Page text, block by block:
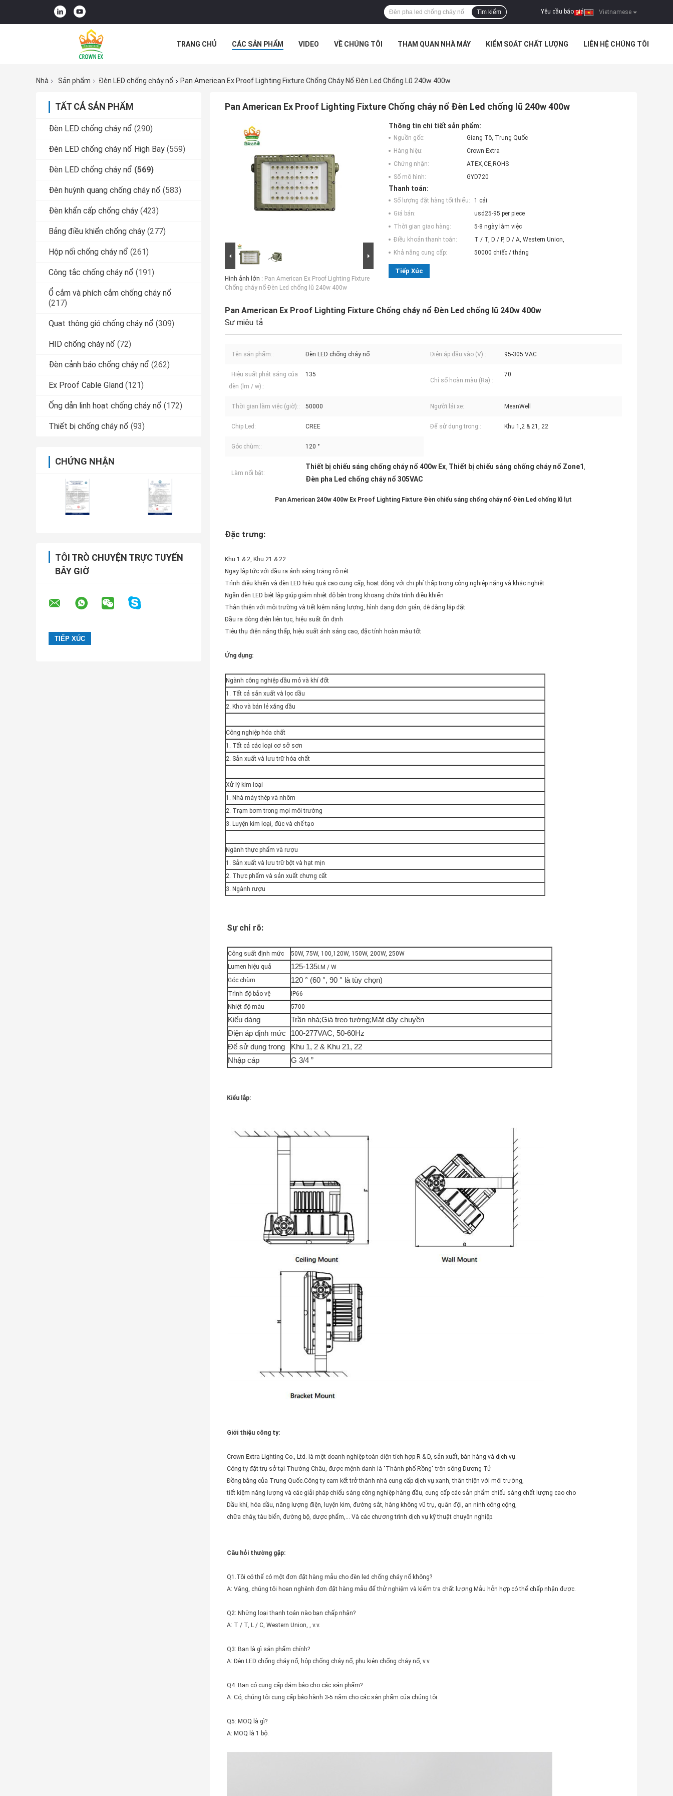
Vietnamese
Yêu cầu báo giá |
Tìm kiếm
TRANG CHỦ CÁC SẢN PHẨM VIDEO VỀ CHÚNG TÔI THAM QUAN NHÀ MÁY KIỂM SOÁT CHẤT LƯỢNG LIÊN HỆ CHÚNG TÔI
Nhà
Sản phẩm Đèn LED chống cháy nổ Pan American Ex Proof Lighting Fixture Chống Cháy Nổ Đèn Led Chống Lũ 240w 400w
TẤT CẢ SẢN PHẨM
Đèn LED chống cháy nổ (290)
Đèn LED chống cháy nổ High Bay (559)
Đèn LED chống cháy nổ (569)
Đèn huỳnh quang chống cháy nổ (583)
Đèn khẩn cấp chống cháy (423)
Bảng điều khiển chống cháy (277)
Hộp nối chống cháy nổ (261)
Công tắc chống cháy nổ (191)
Ổ cắm và phích cắm chống cháy nổ
(217)
Quạt thông gió chống cháy nổ (309)
HID chống cháy nổ (72)
Đèn cảnh báo chống cháy nổ (262)
Ex Proof Cable Gland (121)
Ống dẫn linh hoạt chống cháy nổ (172)
Thiết bị chống cháy nổ (93)
CHỨNG NHẬN
TÔI TRÒ CHUYỆN TRỰC TUYẾN
BÂY GIỜ
Pan American Ex Proof Lighting Fixture Chống cháy nổ Đèn Led chống lũ 240w 400w
Hình ảnh lớn : Pan American Ex Proof Lighting Fixture
Chống cháy nổ Đèn Led chống lũ 240w 400w
Thông tin chi tiết sản phẩm:
Nguồn gốc:
Giang Tô, Trung Quốc
Hàng hiệu:
Crown Extra
Chứng nhận:
ATEX,CE,ROHS
Số mô hình:
GYD720
Thanh toán:
Số lượng đặt hàng tối thiểu:
1 cái
Giá bán:
usd25-95 per piece
Thời gian giao hàng:
5-8 ngày làm việc
Điều khoản thanh toán:
T / T, D / P, D / A, Western Union,
Khả năng cung cấp:
50000 chiếc / tháng
Tiếp Xúc
Pan American Ex Proof Lighting Fixture Chống cháy nổ Đèn Led chống lũ 240w 400w
Sự miêu tả
Tên sản phẩm:: Đèn LED chống cháy nổ Điện áp đầu vào (V):: 95-305 VAC
Hiệu suất phát sáng của
đèn (lm / w)::
135
Chỉ số hoàn màu (Ra)::
70
Thời gian làm việc (giờ):: 50000 Người lái xe: MeanWell
Chip Led: CREE Để sử dụng trong:: Khu 1,2 & 21, 22
Góc chùm:: 120 °
Làm nổi bật:
Thiết bị chiếu sáng chống cháy nổ 400w Ex, Thiết bị chiếu sáng chống cháy nổ Zone1 ,
Đèn pha Led chống cháy nổ 305VAC
Pan American 240w 400w Ex Proof Lighting Fixture Đèn chiếu sáng chống cháy nổ Đèn Led chống lũ lụt
Đặc trưng:
Khu 1 & 2, Khu 21 & 22
Ngay lập tức với đầu ra ánh sáng trắng rõ nét
Trình điều khiển và đèn LED hiệu quả cao cung cấp, hoạt động với chi phí thấp trong công nghiệp nặng và khắc nghiệt
Ngăn đèn LED biệt lập giúp giảm nhiệt độ bên trong khoang chứa trình điều khiển
Thân thiện với môi trường và tiết kiệm năng lượng, hình dạng đơn giản, dễ dàng lắp đặt
Đầu ra dòng điện liên tục, hiệu suất ổn định
Tiêu thụ điện năng thấp, hiệu suất ánh sáng cao, đặc tính hoàn màu tốt
Ứng dụng:
Ngành công nghiệp dầu mỏ và khí đốt
1. Tất cả sản xuất và lọc dầu
2. Kho và bán lẻ xăng dầu
Công nghiệp hóa chất
1. Tất cả các loại cơ sở sơn
2. Sản xuất và lưu trữ hóa chất
Xử lý kim loại
1. Nhà máy thép và nhôm
2. Trạm bơm trong mọi môi trường
3. Luyện kim loại, đúc và chế tạo
Ngành thực phẩm và rượu
1. Sản xuất và lưu trữ bột và hạt mịn
2. Thực phẩm và sản xuất chưng cất
3. Ngành rượu
Sự chỉ rõ:
Công suất định mức
50W, 75W, 100,120W, 150W, 200W, 250W
Lumen hiệu quả
125-135LM / W
Góc chùm
120 ° (60 °, 90 ° là tùy chọn)
Trình độ bảo vệ
IP66
Nhiệt độ màu
5700
Kiểu dáng
Trần nhà;Giá treo tường;Mặt dây chuyền
Điện áp định mức
100-277VAC, 50-60Hz
Để sử dụng trong
Khu 1, 2 & Khu 21, 22
Nhập cáp
G 3/4 ”
Kiểu lắp:
Giới thiệu công ty:
Crown Extra Lighting Co., Ltd. là một doanh nghiệp toàn diện tích hợp R & D, sản xuất, bán hàng và dịch vụ.
Công ty đặt trụ sở tại Thường Châu, được mệnh danh là "Thành phố Rồng" trên sông Dương Tử
Đồng bằng của Trung Quốc.Công ty cam kết trở thành nhà cung cấp dịch vụ xanh, thân thiện với môi trường,
tiết kiệm năng lượng và các giải pháp chiếu sáng công nghiệp hàng đầu, cung cấp các sản phẩm chiếu sáng chất lượng cao cho
Dầu khí, hóa dầu, năng lượng điện, luyện kim, đường sắt, hàng không vũ trụ, quân đội, an ninh công cộng,
chữa cháy, tàu biển, đường bộ, dược phẩm,… Và các chương trình dịch vụ kỹ thuật chuyên nghiệp.
Câu hỏi thường gặp:
Q1.Tôi có thể có một đơn đặt hàng mẫu cho đèn led chống cháy nổ không?
A: Vâng, chúng tôi hoan nghênh đơn đặt hàng mẫu để thử nghiệm và kiểm tra chất lượng.Mẫu hỗn hợp có thể chấp nhận được.
Q2: Những loại thanh toán nào bạn chấp nhận?
A: T / T, L / C, Western Union, , v.v.
Q3: Bạn là gì sản phẩm chính?
A: Đèn LED chống cháy nổ, hộp chống cháy nổ, phụ kiện chống cháy nổ, v.v.
Q4: Bạn có cung cấp đảm bảo cho các sản phẩm?
A: Có, chúng tôi cung cấp bảo hành 3-5 năm cho các sản phẩm của chúng tôi.
Q5: MOQ là gì?
A: MOQ là 1 bộ.